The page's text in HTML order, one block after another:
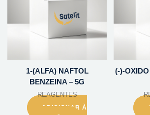
1-(ALFA) NAFTOL
BENZEINA – 5G
REAGENTES
ADICIONAR À
(-)-